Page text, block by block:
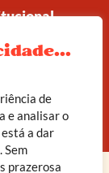
de
e analisar o
a dar
Sem
prazerosa
Privacidade